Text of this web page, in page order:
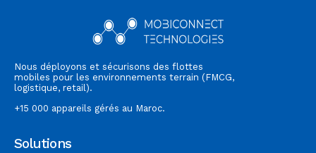
Nous déployons et sécurisons des flottes
mobiles pour les environnements terrain (FMCG,
logistique, retail).
+15 000 appareils gérés au Maroc.
Solutions